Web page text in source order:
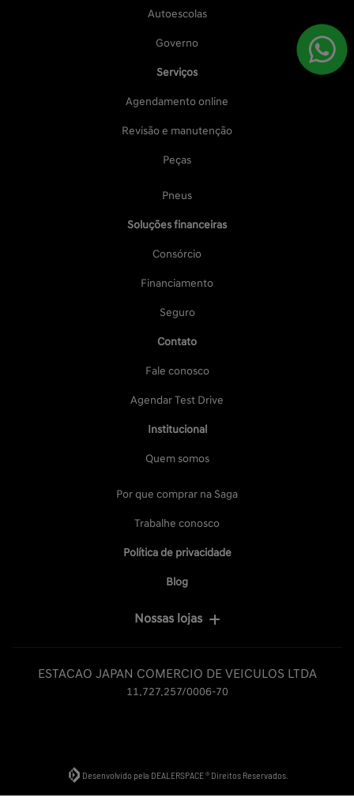
Autoescolas
Governo
Serviços
Agendamento online
Revisão e manutenção
Peças
Pneus
Soluções financeiras
Consórcio
Financiamento
Seguro
Contato
Fale conosco
Agendar Test Drive
Institucional
Quem somos
Por que comprar na Saga
Trabalhe conosco
Política de privacidade
Blog
Nossas lojas
ESTACAO JAPAN COMERCIO DE VEICULOS LTDA
11.727.257/0006-70
Desenvolvido pela DEALERSPACE ® Direitos Reservados.